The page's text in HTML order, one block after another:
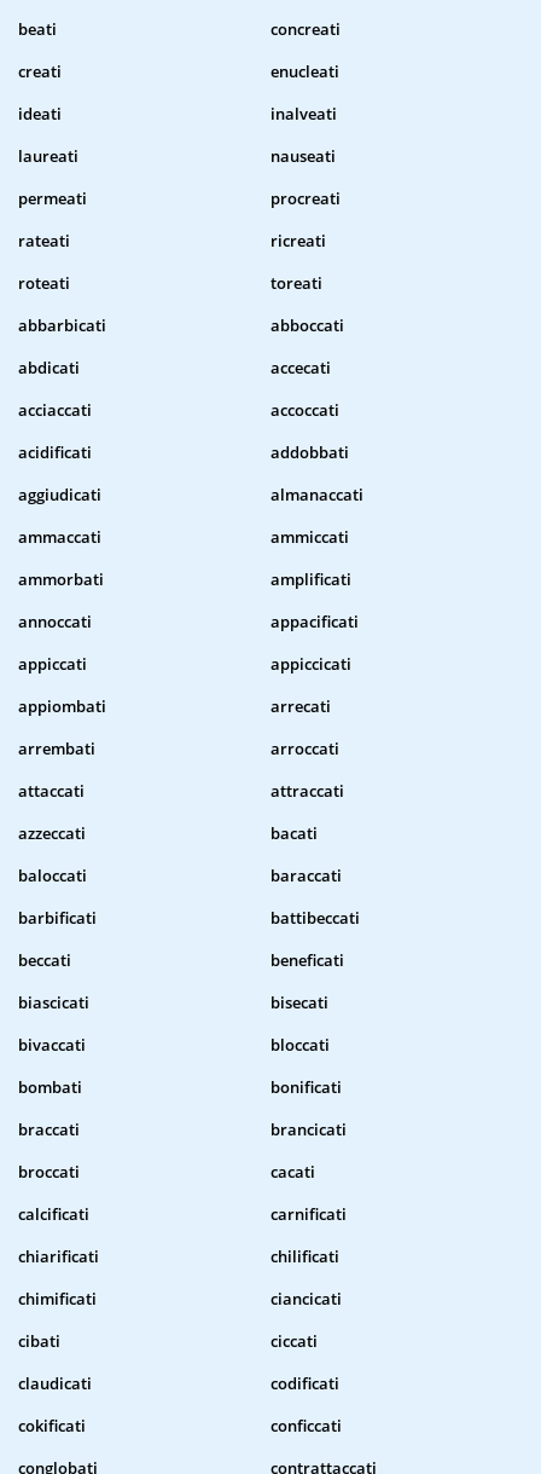
beati
concreati
creati
enucleati
ideati
inalveati
laureati
nauseati
permeati
procreati
rateati
ricreati
roteati
toreati
abbarbicati
abboccati
abdicati
accecati
acciaccati
accoccati
acidificati
addobbati
aggiudicati
almanaccati
ammaccati
ammiccati
ammorbati
amplificati
annoccati
appacificati
appiccati
appiccicati
appiombati
arrecati
arrembati
arroccati
attaccati
attraccati
azzeccati
bacati
baloccati
baraccati
barbificati
battibeccati
beccati
beneficati
biascicati
bisecati
bivaccati
bloccati
bombati
bonificati
braccati
brancicati
broccati
cacati
calcificati
carnificati
chiarificati
chilificati
chimificati
ciancicati
cibati
ciccati
claudicati
codificati
cokificati
conficcati
conglobati
contrattaccati